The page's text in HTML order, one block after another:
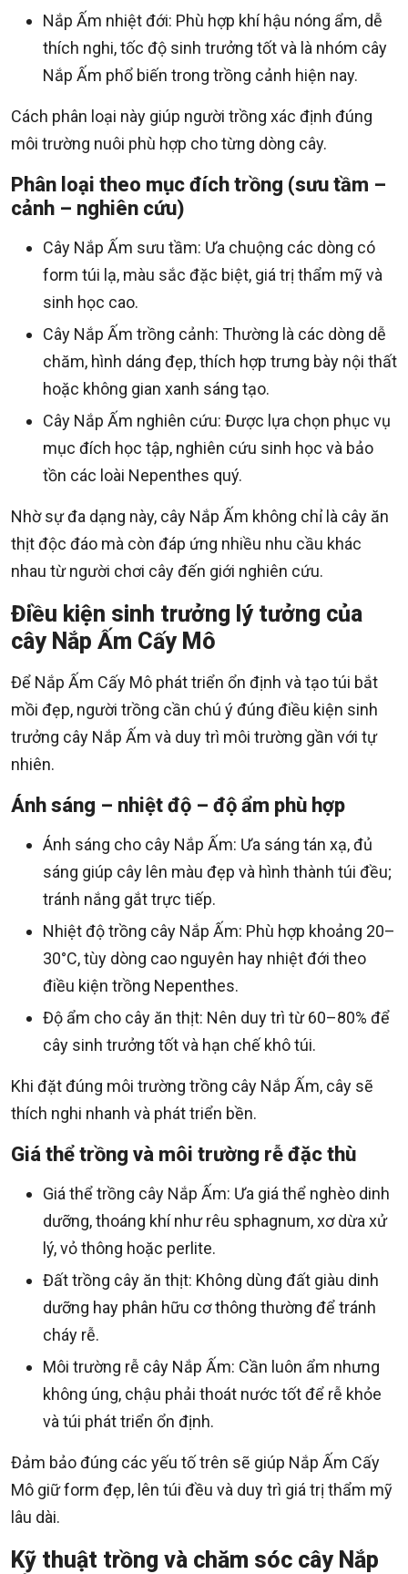
Nắp Ấm nhiệt đới: Phù hợp khí hậu nóng ẩm, dễ
thích nghi, tốc độ sinh trưởng tốt và là nhóm cây
Nắp Ấm phổ biến trong trồng cảnh hiện nay.
Cách phân loại này giúp người trồng xác định đúng
môi trường nuôi phù hợp cho từng dòng cây.
Phân loại theo mục đích trồng (sưu tầm –
cảnh – nghiên cứu)
Cây Nắp Ấm sưu tầm: Ưa chuộng các dòng có
form túi lạ, màu sắc đặc biệt, giá trị thẩm mỹ và
sinh học cao.
Cây Nắp Ấm trồng cảnh: Thường là các dòng dễ
chăm, hình dáng đẹp, thích hợp trưng bày nội thất
hoặc không gian xanh sáng tạo.
Cây Nắp Ấm nghiên cứu: Được lựa chọn phục vụ
mục đích học tập, nghiên cứu sinh học và bảo
tồn các loài Nepenthes quý.
Nhờ sự đa dạng này, cây Nắp Ấm không chỉ là cây ăn
thịt độc đáo mà còn đáp ứng nhiều nhu cầu khác
nhau từ người chơi cây đến giới nghiên cứu.
Điều kiện sinh trưởng lý tưởng của
cây Nắp Ấm Cấy Mô
Để Nắp Ấm Cấy Mô phát triển ổn định và tạo túi bắt
mồi đẹp, người trồng cần chú ý đúng điều kiện sinh
trưởng cây Nắp Ấm và duy trì môi trường gần với tự
nhiên.
Ánh sáng – nhiệt độ – độ ẩm phù hợp
Ánh sáng cho cây Nắp Ấm: Ưa sáng tán xạ, đủ
sáng giúp cây lên màu đẹp và hình thành túi đều;
tránh nắng gắt trực tiếp.
Nhiệt độ trồng cây Nắp Ấm: Phù hợp khoảng 20–
30°C, tùy dòng cao nguyên hay nhiệt đới theo
điều kiện trồng Nepenthes.
Độ ẩm cho cây ăn thịt: Nên duy trì từ 60–80% để
cây sinh trưởng tốt và hạn chế khô túi.
Khi đặt đúng môi trường trồng cây Nắp Ấm, cây sẽ
thích nghi nhanh và phát triển bền.
Giá thể trồng và môi trường rễ đặc thù
Giá thể trồng cây Nắp Ấm: Ưa giá thể nghèo dinh
dưỡng, thoáng khí như rêu sphagnum, xơ dừa xử
lý, vỏ thông hoặc perlite.
Đất trồng cây ăn thịt: Không dùng đất giàu dinh
dưỡng hay phân hữu cơ thông thường để tránh
cháy rễ.
Môi trường rễ cây Nắp Ấm: Cần luôn ẩm nhưng
không úng, chậu phải thoát nước tốt để rễ khỏe
và túi phát triển ổn định.
Đảm bảo đúng các yếu tố trên sẽ giúp Nắp Ấm Cấy
Mô giữ form đẹp, lên túi đều và duy trì giá trị thẩm mỹ
lâu dài.
Kỹ thuật trồng và chăm sóc cây Nắp